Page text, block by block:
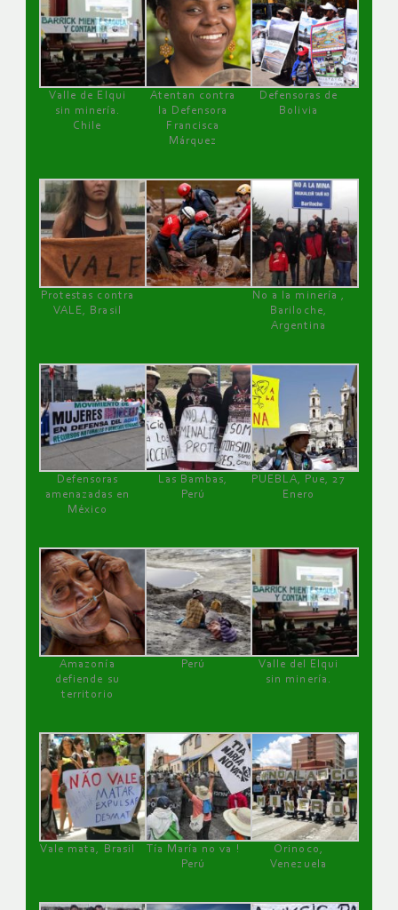
Valle de Elqui
sin minería.
Chile
Atentan contra
la Defensora
Francisca
Márquez
Defensoras de
Bolivia
Protestas contra
VALE, Brasil
No a la minería ,
Bariloche,
Argentina
Defensoras
amenazadas en
México
Las Bambas,
Perú
PUEBLA, Pue, 27
Enero
Amazonía
defiende su
territorio
Perú
Valle del Elqui
sin minería.
Vale mata, Brasil
Tía María no va !
Perú
Orinoco,
Venezuela